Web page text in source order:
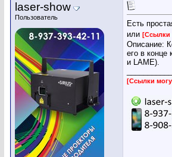
laser-show
Пользователь
Есть
или [Ссылки
Описание:
его в конце
и LAME).
[Ссылки